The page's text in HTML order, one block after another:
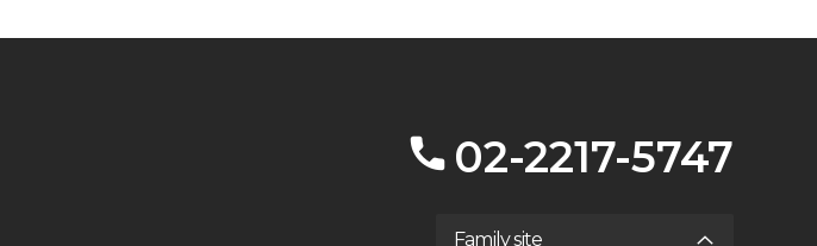
02-2217-5747
Family site